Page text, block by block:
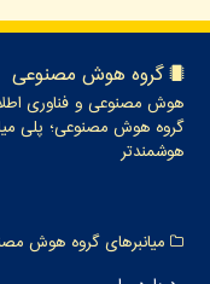
گروه هوش مصنوعی
هوش مصنوعی و فناوری
گروه هوش مصنوعی؛ پلی
هوشمندتر
میانبرهای گروه هوش